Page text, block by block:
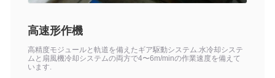
高速形作機
高精度モジュールと軌道を備えたギア駆動システム.水冷却システ
ムと扇風機冷却システムの両方で4〜6m/minの作業速度を備えて
います.